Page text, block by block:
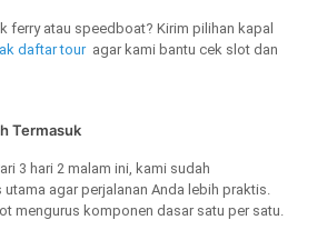
ferry atau speedboat? Kirim pilihan kapal
daftar touragar kami bantu cek slot dan
Termasuk
3 hari 2 malam ini, kami sudah
agar perjalanan Anda lebih praktis.
mengurus komponen dasar satu per satu.